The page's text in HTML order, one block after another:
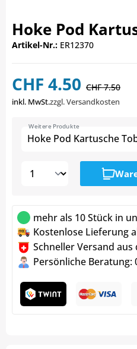
Hoke Pod
Artikel-Nr.: ER12370
CHF 4.50 CHF 7.50
inkl. MwSt.zzgl. Versandkosten
Hoke Pod Kartusche
Weitere Produkte
mehr als 10 Stück in
Kostenlose Lieferung
Schneller Versand aus
Persönliche Beratung: